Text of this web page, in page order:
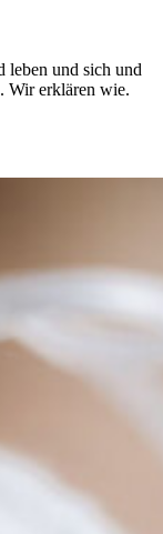
leben und sich und
Wir erklären wie.